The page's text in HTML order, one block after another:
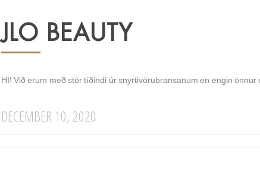
JLO BEAUTY
HI! Við erum með stór tíðindi úr snyrtivörubransanum en engin
DECEMBER 10, 2020